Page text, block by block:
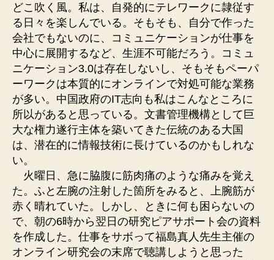
どこ吹く風。私は、自発的にテレワークに隷従す
る日々を楽しんでいる。そもそも、自分で作った
会社でもないのに、コミュニケーションが仕事を
中心に展開するなど、生涯不可能だろう。コミュ
ニケーション3.0は存在しないし、そもそもペーパ
ーワークは本質的にオンラインで対処可能な業務
が多い。中国政府のIT志向も私はこんなところに
所以があると思っている。文書管理機構として巨
大な権力遂行主体を築いてきた伝統のある大国
は、潜在的に情報技術に長けているのかもしれな
い。
火曜日、急に脇腹に筋肉痛のような痛みを覚え
た。ふと左腕の注射した箇所をみると、上腕筋が
赤く晴れていた。しかし、ときに何も困らないの
で、朝の6時から翌日の研究ピアサポート会の資料
を作成した。仕事をサボって福島真人先生主催の
オンライン研究会の末席で聴講しようと思った